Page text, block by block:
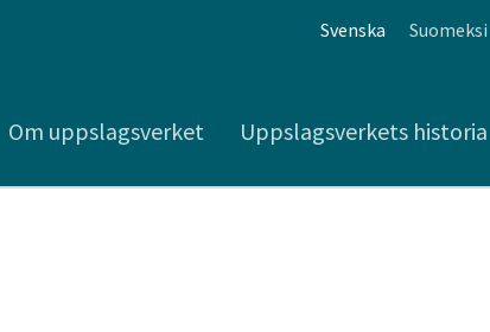
Svenska Suomeksi
Om uppslagsverket Uppslagsverkets historia